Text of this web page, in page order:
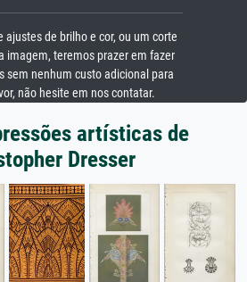
ajustes de brilho e cor, ou um corte
imagem, teremos prazer em fazer
sem nenhum custo adicional para
não hesite em nos contatar.
artísticas de
Dresser